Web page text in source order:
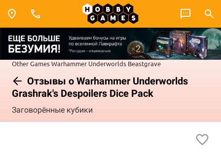
Other GamesWarhammer Underworlds Beastgrave
Отзывы о Warhammer Underworlds
Grashrak's Despoilers Dice Pack
Заговорённые кубики